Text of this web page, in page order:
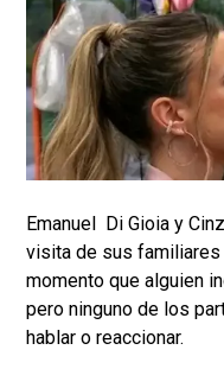
Emanuel Di Gioia y
visita de sus familiares
momento que alguien
pero ninguno de los
hablar o reaccionar.